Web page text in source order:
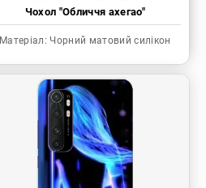
Чохол "Обличчя ахегао"
Матеріал: Чорний матовий силікон